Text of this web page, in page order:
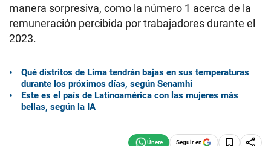
manera sorpresiva, como la número 1 acerca de la
remuneración percibida por trabajadores durante el
2023.
Qué distritos de Lima tendrán bajas en sus temperaturas
durante los próximos días, según Senamhi
Este es el país de Latinoamérica con las mujeres más
bellas, según la IA
Seguir en